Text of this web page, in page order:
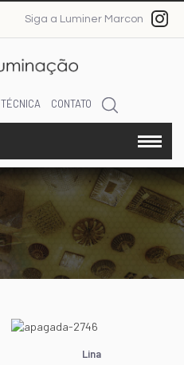
Siga a Luminer Marcon
CONTATO
Lina